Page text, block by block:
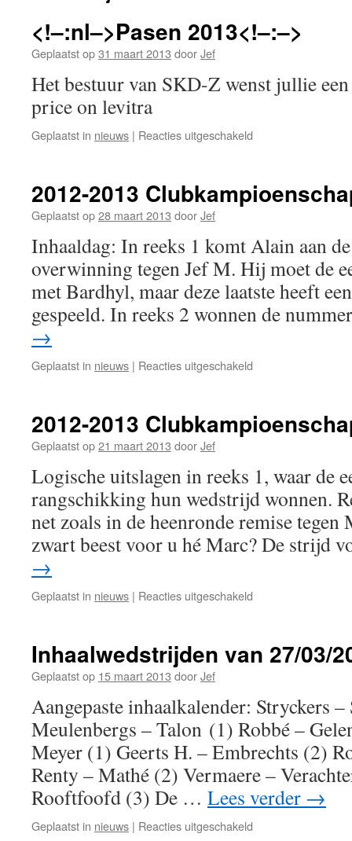
<!–:nl–>Pasen 2013<!–:–>
Geplaatst op31 maart 2013 doorJef
Het bestuur van SKD-Z wenst jullie
price on levitra
Geplaatst in nieuws | Reacties uitgeschakeld
2012-2013
Geplaatst op28 maart 2013 doorJef
Inhaaldag: In reeks 1 komt Alain aan
overwinning tegen Jef M. Hij moet de
met Bardhyl, maar deze laatste heeft
gespeeld. In reeks 2 wonnen de
→
Geplaatst in nieuws | Reacties uitgeschakeld
2012-2013
Geplaatst op21 maart 2013 doorJef
Logische uitslagen in reeks 1, waar de
rangschikking hun wedstrijd wonnen.
net zoals in de heenronde remise tegen
zwart beest voor u hé Marc? De strijd
→
Geplaatst in nieuws | Reacties uitgeschakeld
Inhaalwedstrijden van 27/03/
Geplaatst op 15 maart 2013 doorJef
Aangepaste inhaalkalender: Stryckers
Meulenbergs – Talon (1) Robbé –
Meyer (1) Geerts H. – Embrechts (2)
Renty – Mathé (2) Vermaere –
Rooftfoofd (3) De … Lees verder →
Geplaatst in nieuws | Reacties uitgeschakeld